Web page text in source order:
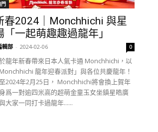
春2024｜Monchhichi 與星
「一起萌趣趣過龍年」
輯部 - 2024-02-06 0
龍年新春帶來日本人氣卡通 Monchhichi，以
龍年迎春派對」與各位共慶龍年！
2024年2月25日， Monchhichi將會換上賀年
爲一對逾四米高的超萌金童玉女坐鎮星皓廣
大家一同打卡過龍年......